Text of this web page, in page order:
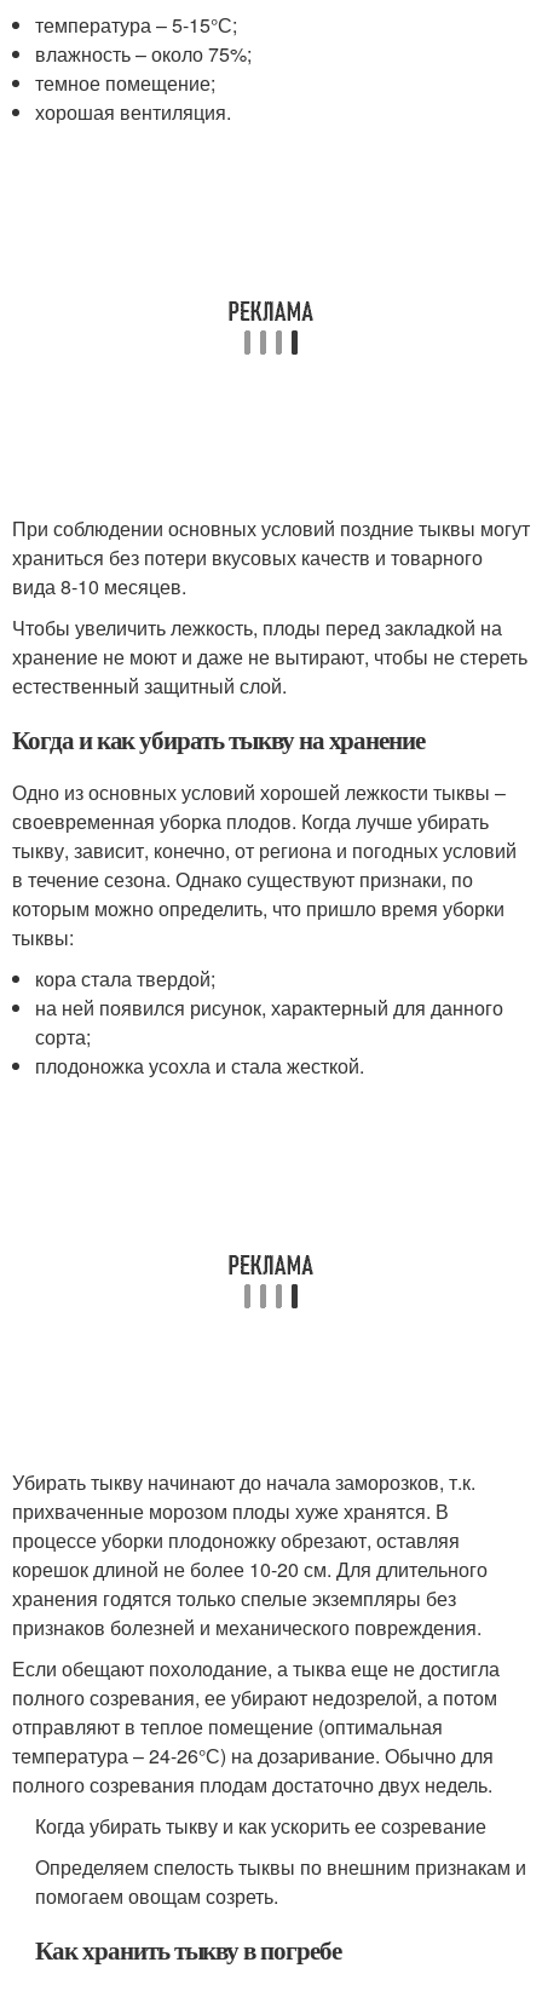
температура – 5-15°С;
влажность – около 75%;
темное помещение;
хорошая вентиляция.
При соблюдении основных условий поздние тыквы могут
храниться без потери вкусовых качеств и товарного
вида 8-10 месяцев.
Чтобы увеличить лежкость, плоды перед закладкой на
хранение не моют и даже не вытирают, чтобы не стереть
естественный защитный слой.
Когда и как убирать тыкву на хранение
Одно из основных условий хорошей лежкости тыквы –
своевременная уборка плодов. Когда лучше убирать
тыкву, зависит, конечно, от региона и погодных условий
в течение сезона. Однако существуют признаки, по
которым можно определить, что пришло время уборки
тыквы:
кора стала твердой;
на ней появился рисунок, характерный для данного
сорта;
плодоножка усохла и стала жесткой.
Убирать тыкву начинают до начала заморозков, т.к.
прихваченные морозом плоды хуже хранятся. В
процессе уборки плодоножку обрезают, оставляя
корешок длиной не более 10-20 см. Для длительного
хранения годятся только спелые экземпляры без
признаков болезней и механического повреждения.
Если обещают похолодание, а тыква еще не достигла
полного созревания, ее убирают недозрелой, а потом
отправляют в теплое помещение (оптимальная
температура – 24-26°С) на дозаривание. Обычно для
полного созревания плодам достаточно двух недель.
Когда убирать тыкву и как ускорить ее созревание
Определяем спелость тыквы по внешним признакам и
помогаем овощам созреть.
Как хранить тыкву в погребе